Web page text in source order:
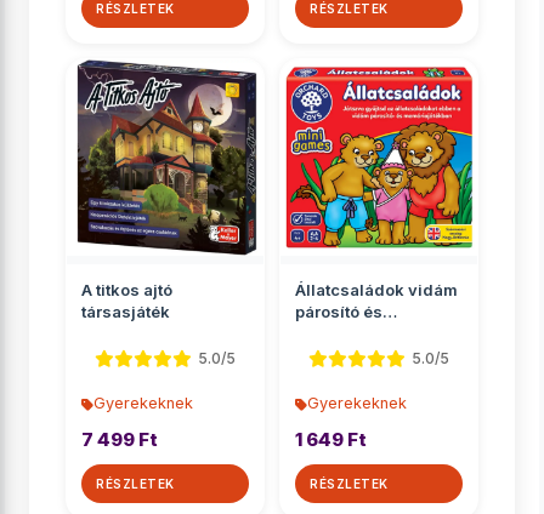
RÉSZLETEK RÉSZLETEK
A titkos ajtó
társasjáték
5.0/5
Gyerekeknek
7 499 Ft
RÉSZLETEK
Állatcsaládok vidám
párosító és
5.0/5
Gyerekeknek
1 649 Ft
RÉSZLETEK